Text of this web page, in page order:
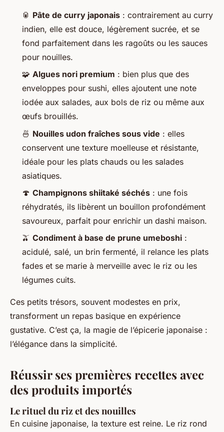
🥫 Pâte de curry japonais : contrairement au curry
indien, elle est douce, légèrement sucrée, et se
fond parfaitement dans les ragoûts ou les sauces
pour nouilles.
🧩 Algues nori premium : bien plus que des
enveloppes pour sushi, elles ajoutent une note
iodée aux salades, aux bols de riz ou même aux
œufs brouillés.
🍜 Nouilles udon fraîches sous vide : elles
conservent une texture moelleuse et résistante,
idéale pour les plats chauds ou les salades
asiatiques.
🍄 Champignons shiitaké séchés : une fois
réhydratés, ils libèrent un bouillon profondément
savoureux, parfait pour enrichir un dashi maison.
🫒 Condiment à base de prune umeboshi :
acidulé, salé, un brin fermenté, il relance les plats
fades et se marie à merveille avec le riz ou les
légumes cuits.
Ces petits trésors, souvent modestes en prix,
transforment un repas basique en expérience
gustative. C’est ça, la magie de l’épicerie japonaise :
l’élégance dans la simplicité.
Réussir ses premières recettes avec
des produits importés
Le rituel du riz et des nouilles
En cuisine japonaise, la texture est reine. Le riz rond